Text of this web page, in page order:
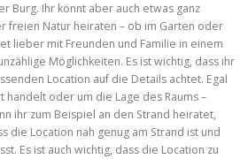
Burg. Ihr könnt aber auch etwas ganz
freien Natur heiraten – ob im Garten oder
lieber mit Freunden und Familie in einem
Möglichkeiten. Es ist wichtig, dass ihr
Location auf die Details achtet. Egal
handelt oder um die Lage des Raums –
ihr zum Beispiel an den Strand heiratet,
die Location nah genug am Strand ist und
Es ist auch wichtig, dass die Location zu